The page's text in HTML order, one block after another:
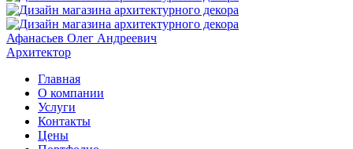
Афанасьев Олег Андреевич
Архитектор
Главная
О компании
Услуги
Контакты
Цены